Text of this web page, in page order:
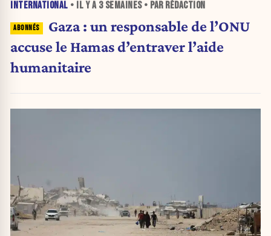
INTERNATIONAL • IL Y A 3 SEMAINES• PAR RÉDACTION
Gaza : un responsable de l’ONU
accuse le Hamas d’entraver l’aide
humanitaire